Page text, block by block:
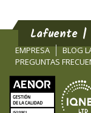
Lafuente |
EMPRESA BLOG
PREGUNTAS